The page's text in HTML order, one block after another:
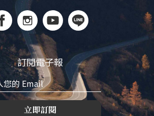
訂閱電子報
立即訂閱